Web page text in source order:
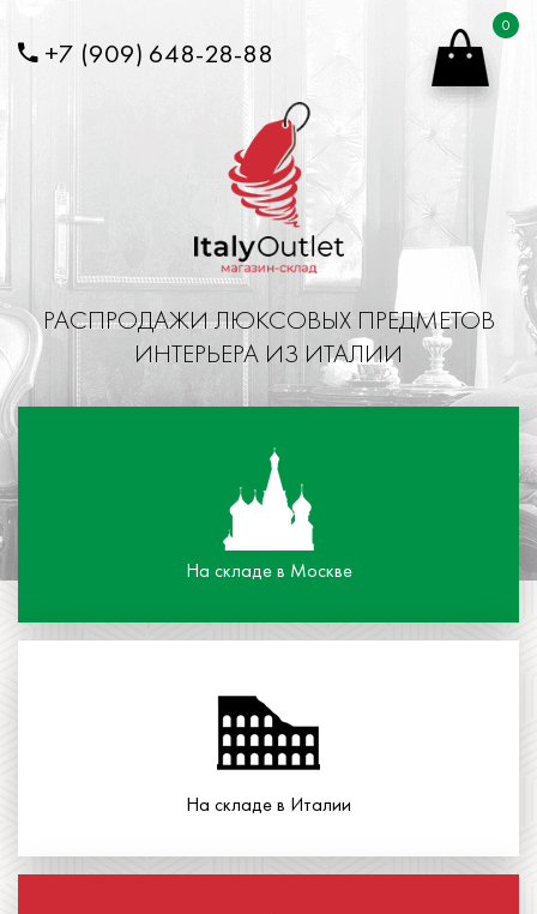
+7 (909) 648-28-88
0
РАСПРОДАЖИ ЛЮКСОВЫХ ПРЕДМЕТОВ
ИНТЕРЬЕРА ИЗ ИТАЛИИ
На складе в Москве
На складе в Италии